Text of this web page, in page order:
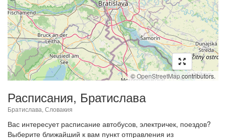
©OpenStreetMapcontributors.
Расписания, Братислава
Братислава, Словакия
Вас интересует расписание автобусов, электричек, поездов?
Выберите ближайший к вам пункт отправления из